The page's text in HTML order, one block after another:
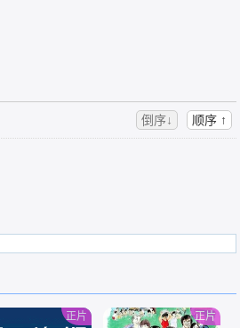
倒序↓ 顺序 ↑
正片 正片